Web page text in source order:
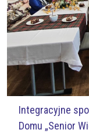
Integracyjne
Domu „Senior